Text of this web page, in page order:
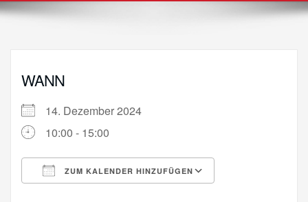
WANN
14. Dezember 2024
10:00 - 15:00
ZUM KALENDER HINZUFÜGEN